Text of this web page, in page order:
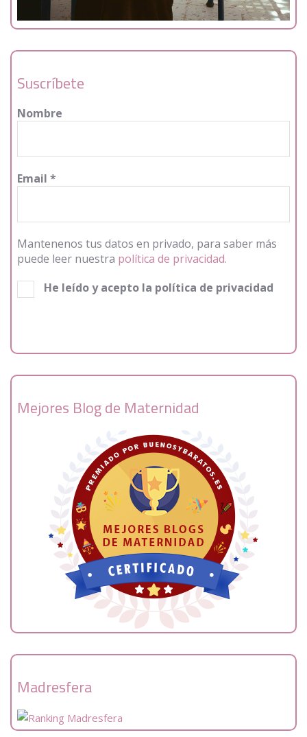
Suscríbete
Nombre
Email *
Mantenenos tus datos en privado, para saber más
puede leer nuestra política de privacidad.
He leído y acepto la política de privacidad
Mejores Blog de Maternidad
Madresfera